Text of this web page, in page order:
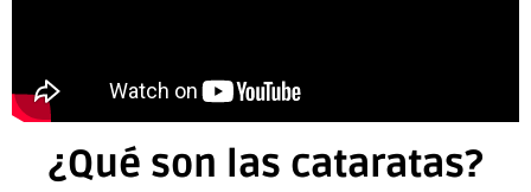
¿Qué son las cataratas?